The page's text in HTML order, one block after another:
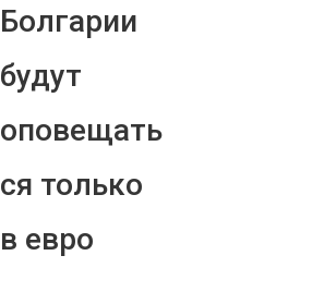
Болгарии
будут
оповещать
ся только
в евро